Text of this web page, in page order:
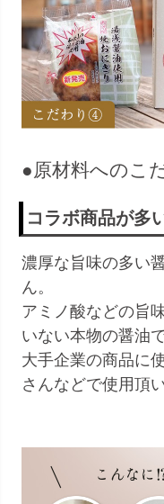
●原材料へのこ
コラボ商品が多
濃厚な旨味の多い
ん。
アミノ酸などの旨
いない本物の醤油で
大手企業の商品に
さんなどで使用頂